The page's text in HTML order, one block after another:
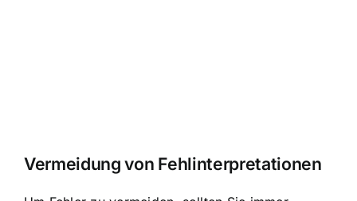
Vermeidung von Fehlinterpretationen